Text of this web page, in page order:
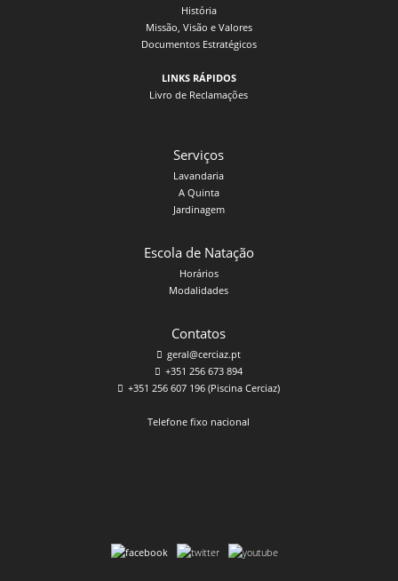
História
Missão, Visão e Valores
Documentos Estratégicos
LINKS RÁPIDOS
Livro de Reclamações
Serviços
Lavandaria
A Quinta
Jardinagem
Escola de Natação
Horários
Modalidades
Contatos
geral@cerciaz.pt
+351 256 673 894
+351 256 607 196 (Piscina Cerciaz)
Telefone fixo nacional